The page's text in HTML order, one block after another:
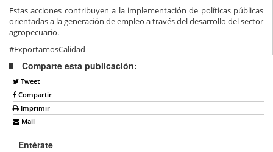
Estas acciones contribuyen a la implementación de políticas públicas
orientadas a la generación de empleo a través del desarrollo del sector
agropecuario.
#ExportamosCalidad
Comparte esta publicación:
Tweet
Compartir
Imprimir
Mail
Entérate